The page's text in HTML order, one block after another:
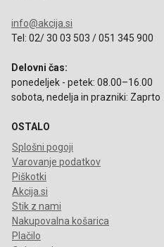
info@akcija.si
Tel: 02/ 30 03 503 / 051 345 900
Delovni čas:
ponedeljek - petek: 08.00–16.00
sobota, nedelja in prazniki: Zaprto
OSTALO
Splošni pogoji
Varovanje podatkov
Piškotki
Akcija.si
Stik z nami
Nakupovalna košarica
Plačilo